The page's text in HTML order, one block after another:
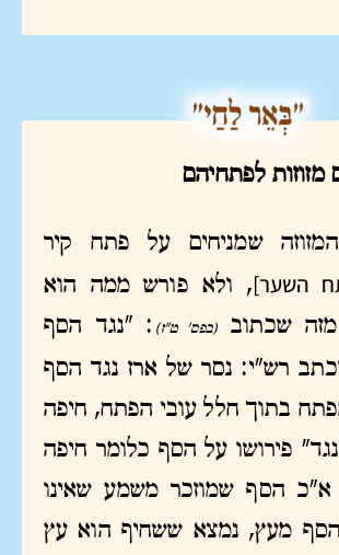
מזוזות לפתחיהם
שמניחים על פתח קיר
השער], ולא פורש ממה הוא
שכתוב(בפס' ט"ז) : "נגד הסף
רש"י: נסר של ארז נגד הסף
בתוך חלל עובי הפתח, חיפה
פירושו על הסף כלומר חיפה
א"כ הסף שמוזכר משמע שאינו
מעץ, נמצא ששחיף הוא עץ